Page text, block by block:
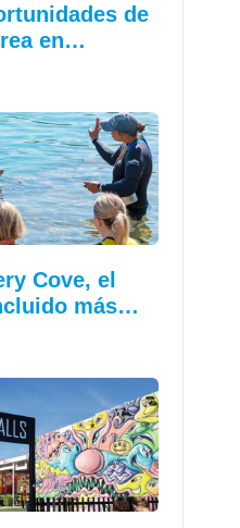
de
en…
Cove, el
más…